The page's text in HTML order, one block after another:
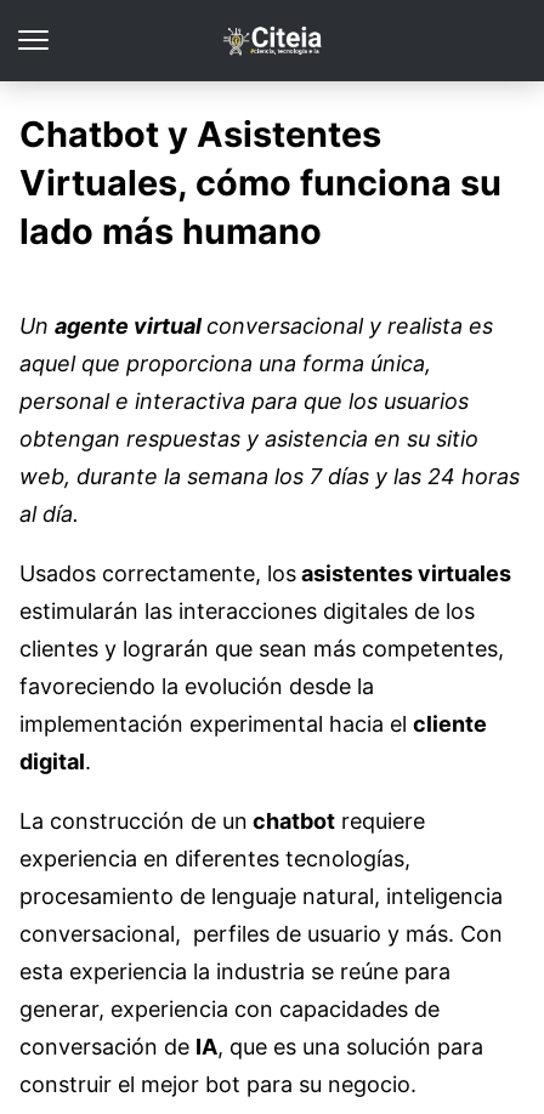
Chatbot y Asistentes
Virtuales, cómo funciona su
lado más humano
Un agente virtualconversacional y realista es
aquel que proporciona una forma única,
personal e interactiva para que los usuarios
obtengan respuestas y asistencia en su sitio
web, durante la semana los 7 días y las 24 horas
al día.
Usados correctamente, losasistentes virtuales
estimularán las interacciones digitales de los
clientes y lograrán que sean más competentes,
favoreciendo la evolución desde la
implementación experimental hacia el cliente
digital.
La construcción de un chatbot requiere
experiencia en diferentes tecnologías,
procesamiento de lenguaje natural, inteligencia
conversacional, perfiles de usuario y más. Con
esta experiencia la industria se reúne para
generar, experiencia con capacidades de
conversación de IA, que es una solución para
construir el mejor bot para su negocio.